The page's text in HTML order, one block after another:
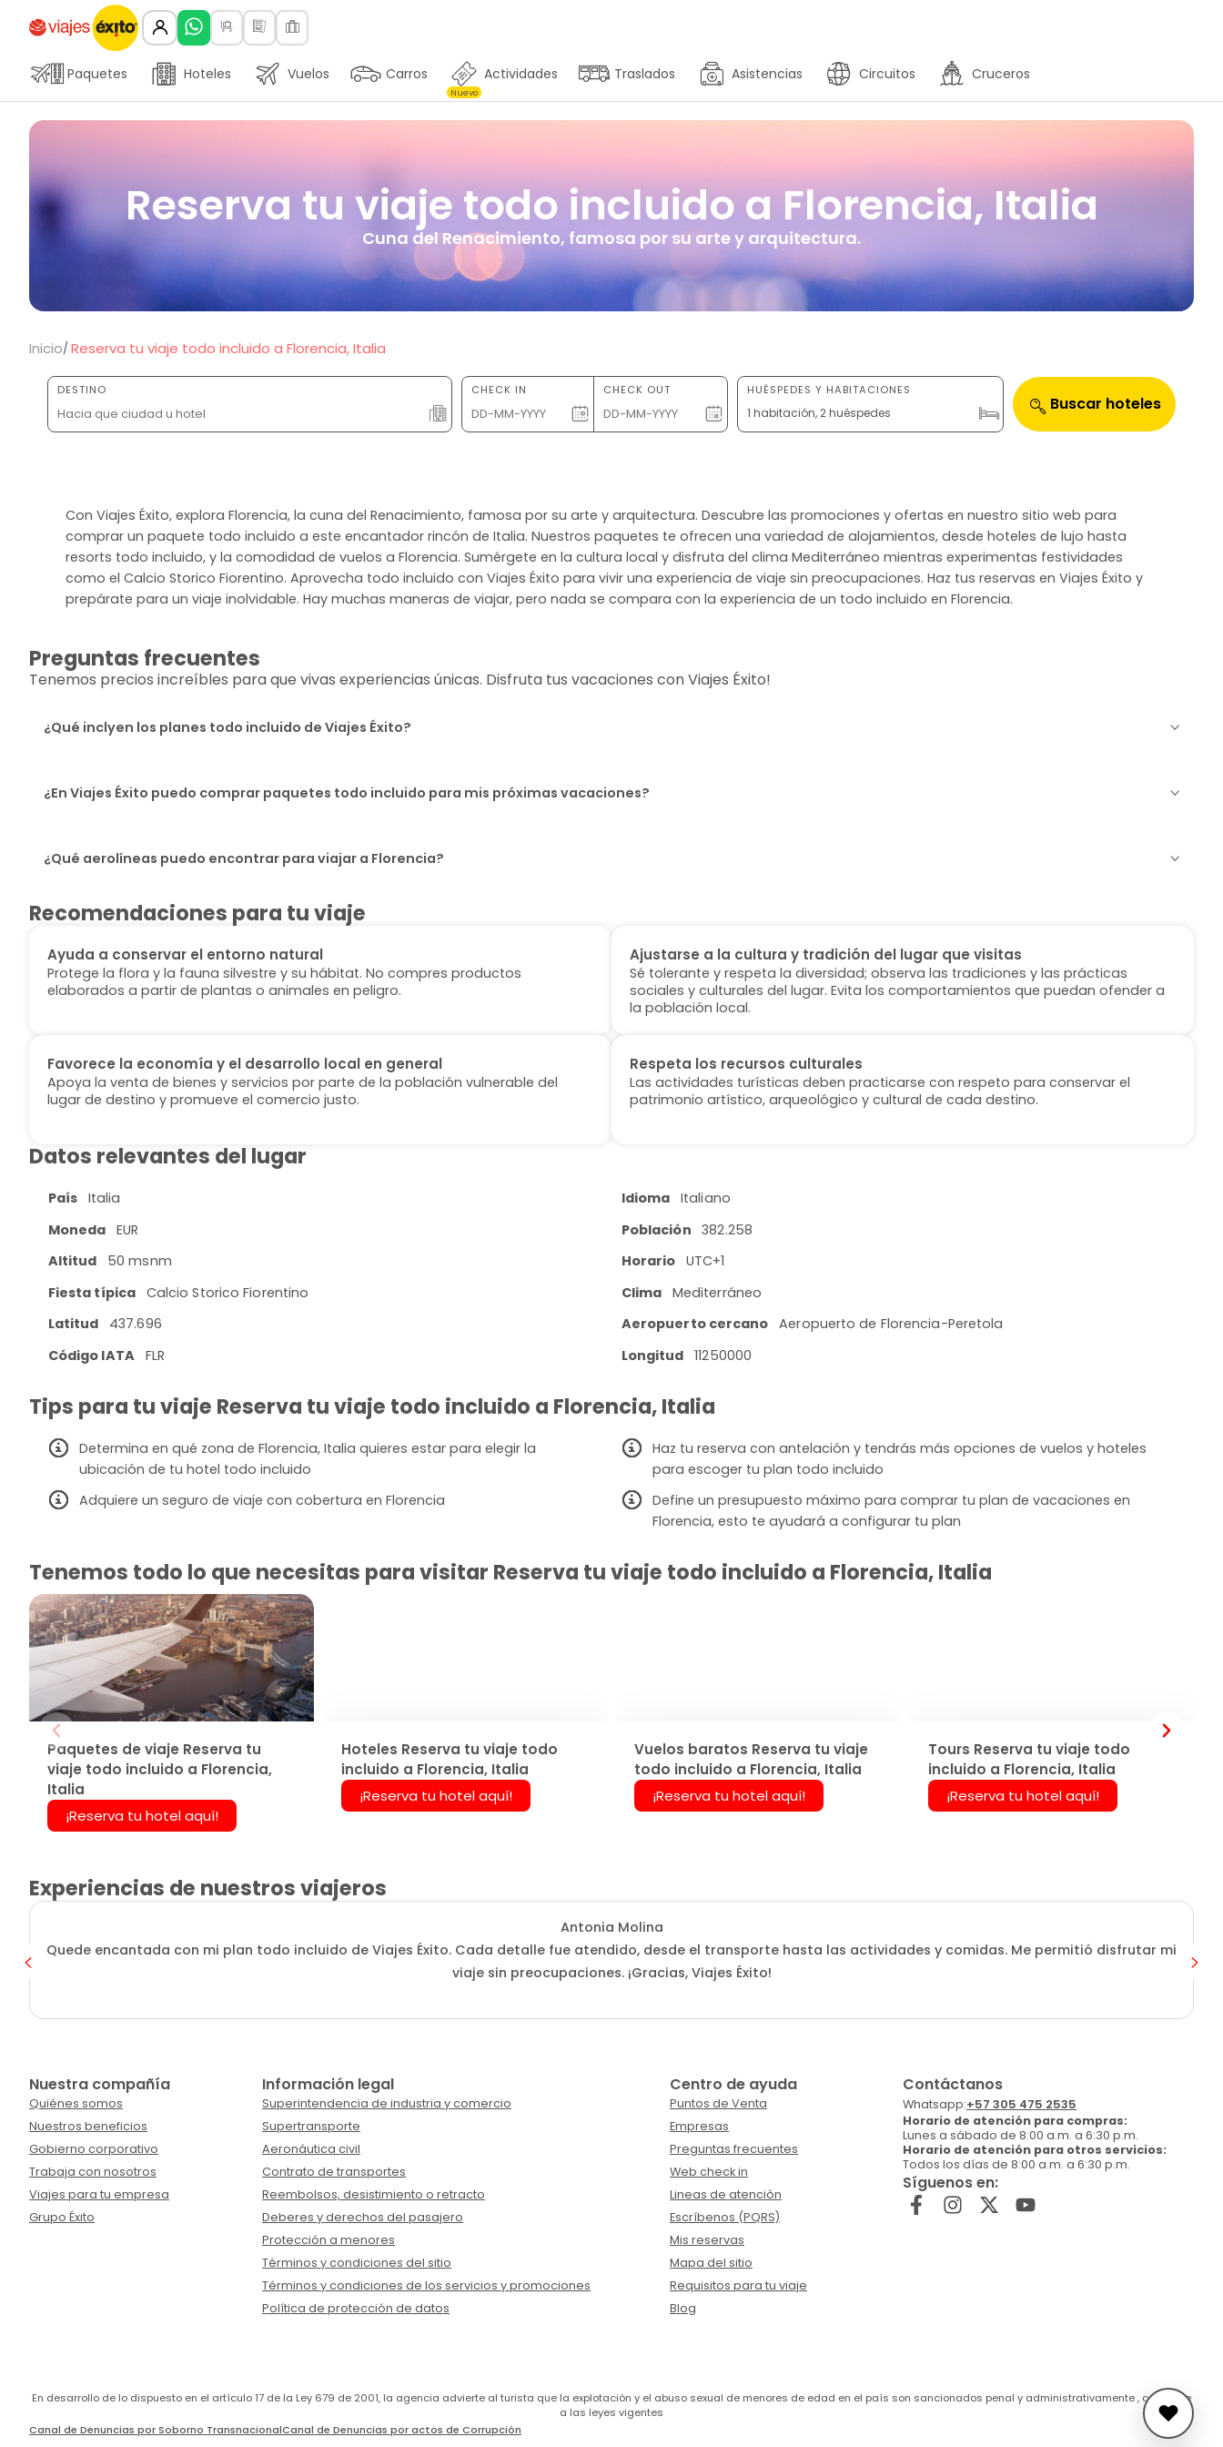
Paquetes Hoteles Vuelos Carros Actividades
Nuevo
Traslados Asistencias Circuitos Cruceros
Reserva tu viaje todo incluido a Florencia, Italia
Cuna del Renacimiento, famosa por su arte y arquitectura.
Inicio Reserva tu viaje todo incluido a Florencia, Italia
DESTINO CHECK IN CHECK OUT HUÉSPEDES Y HABITACIONES
1 habitación, 2 huéspedes Buscar hoteles
Con Viajes Éxito, explora Florencia, la cuna del Renacimiento, famosa por su arte y arquitectura. Descubre las promociones y ofertas en nuestro sitio web para
comprar un paquete todo incluido a este encantador rincón de Italia. Nuestros paquetes te ofrecen una variedad de alojamientos, desde hoteles de lujo hasta
resorts todo incluido, y la comodidad de vuelos a Florencia. Sumérgete en la cultura local y disfruta del clima Mediterráneo mientras experimentas festividades
como el Calcio Storico Fiorentino. Aprovecha todo incluido con Viajes Éxito para vivir una experiencia de viaje sin preocupaciones. Haz tus reservas en Viajes Éxito y
prepárate para un viaje inolvidable. Hay muchas maneras de viajar, pero nada se compara con la experiencia de un todo incluido en Florencia.
Preguntas frecuentes
Tenemos precios increíbles para que vivas experiencias únicas. Disfruta tus vacaciones con Viajes Éxito!
¿Qué inclyen los planes todo incluido de Viajes Éxito?
¿En Viajes Éxito puedo comprar paquetes todo incluido para mis próximas vacaciones?
¿Qué aerolíneas puedo encontrar para viajar a Florencia?
Recomendaciones para tu viaje
Ayuda a conservar el entorno natural
Protege la flora y la fauna silvestre y su hábitat. No compres productos
elaborados a partir de plantas o animales en peligro.
Ajustarse a la cultura y tradición del lugar que visitas
Sé tolerante y respeta la diversidad; observa las tradiciones y las prácticas
sociales y culturales del lugar. Evita los comportamientos que puedan ofender a
la población local.
Favorece la economía y el desarrollo local en general
Apoya la venta de bienes y servicios por parte de la población vulnerable del
lugar de destino y promueve el comercio justo.
Respeta los recursos culturales
Las actividades turísticas deben practicarse con respeto para conservar el
patrimonio artístico, arqueológico y cultural de cada destino.
Datos relevantes del lugar
País Italia Idioma Italiano
Moneda EUR Población
382.258
Altitud
50 msnm Horario
UTC+1
Fiesta típica Calcio Storico Fiorentino Clima Mediterráneo
Latitud
437.696 Aeropuerto cercano
Aeropuerto de Florencia-Peretola
Código IATA
FLR Longitud 11250000
Tips para tu viaje Reserva tu viaje todo incluido a Florencia, Italia
Determina en qué zona de Florencia, Italia quieres estar para elegir la
ubicación de tu hotel todo incluido
Haz tu reserva con antelación y tendrás más opciones de vuelos y hoteles
para escoger tu plan todo incluido
Adquiere un seguro de viaje con cobertura en Florencia
Define un presupuesto máximo para comprar tu plan de vacaciones en
Florencia, esto te ayudará a configurar tu plan
Tenemos todo lo que necesitas para visitar Reserva tu viaje todo incluido a Florencia, Italia
Paquetes de viaje Reserva tu
viaje todo incluido a Florencia,
Italia
¡Reserva tu hotel aquí!
Hoteles Reserva tu viaje todo
incluido a Florencia, Italia
¡Reserva tu hotel aquí!
Vuelos baratos Reserva tu viaje
todo incluido a Florencia, Italia
¡Reserva tu hotel aquí!
Tours Reserva tu viaje todo
incluido a Florencia, Italia
¡Reserva tu hotel aquí!
Experiencias de nuestros viajeros
Antonia Molina
Quede encantada con mi plan todo incluido de Viajes Éxito. Cada detalle fue atendido, desde el transporte hasta las actividades y comidas. Me permitió disfrutar mi
viaje sin preocupaciones. ¡Gracias, Viajes Éxito!
Nuestra compañía
Quiénes somos
Nuestros beneficios
Gobierno corporativo
Trabaja con nosotros
Viajes para tu empresa
Grupo Éxito
Información legal
Superintendencia de industria y comercio
Supertransporte
Aeronáutica civil
Contrato de transportes
Reembolsos, desistimiento o retracto
Deberes y derechos del pasajero
Protección a menores
Términos y condiciones del sitio
Términos y condiciones de los servicios y promociones
Política de protección de datos
Centro de ayuda
Puntos de Venta
Empresas
Preguntas frecuentes
Web check in
Lineas de atención
Escríbenos (PQRS)
Mis reservas
Mapa del sitio
Requisitos para tu viaje
Blog
Contáctanos
Whatsapp:+57 305 475 2535
Horario de atención para compras:
Lunes a sábado de 8:00 a.m. a 6:30 p.m.
Horario de atención para otros servicios:
Todos los días de 8:00 a.m. a 6:30 p.m.
Síguenos en:
En desarrollo de lo dispuesto en el artículo 17 de la Ley 679 de 2001, la agencia advierte al turista que la explotación y el abuso sexual de menores de edad en el país son sancionados penal y administrativamente , conforme
a las leyes vigentes
Canal de Denuncias por Soborno TransnacionalCanal de Denuncias por actos de Corrupción